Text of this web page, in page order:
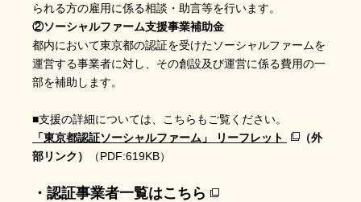
られる方の雇用に係る相談・助言等を行います。
②ソーシャルファーム支援事業補助金
都内において東京都の認証を受けたソーシャルファームを
運営する事業者に対し、その創設及び運営に係る費用の一
部を補助します。
■支援の詳細については、こちらもご覧ください。
「東京都認証ソーシャルファーム」 リーフレット
（外
部リンク）
（PDF:619KB）
・認証事業者一覧はこちら